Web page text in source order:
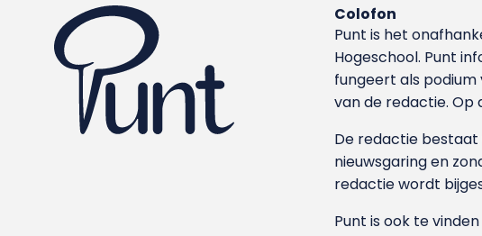
Colofon
Punt is het
Hoge­school. Punt
fungeert als podium
van de redactie. Op
De redactie bestaat
nieuwsgaring en
redactie wordt
Punt is ook te